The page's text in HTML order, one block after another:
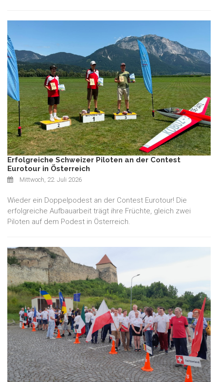
Erfolgreiche Schweizer Piloten an der Contest
Eurotour in Österreich
Mittwoch, 22. Juli 2026
Wieder ein Doppelpodest an der Contest Eurotour! Die
erfolgreiche Aufbauarbeit trägt ihre Früchte, gleich zwei
Piloten auf dem Podest in Österreich.